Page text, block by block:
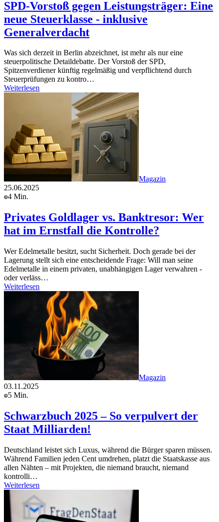
SPD-Vorstoß gegen Leistungsträger: Eine
neue Steuerklasse - inklusive
Generalverdacht
Was sich derzeit in Berlin abzeichnet, ist mehr als nur eine
steuerpolitische Detaildebatte. Der Vorstoß der SPD,
Spitzenverdiener künftig regelmäßig und verpflichtend durch
Steuerprüfungen zu kontro…
Weiterlesen
Magazin
25.06.2025
4 Min.
Privates Goldlager vs. Banktresor: Wer
hat im Ernstfall die Kontrolle?
Wer Edelmetalle besitzt, sucht Sicherheit. Doch gerade bei der
Lagerung stellt sich eine entscheidende Frage: Will man seine
Edelmetalle in einem privaten, unabhängigen Lager verwahren -
oder verläss…
Weiterlesen
Magazin
03.11.2025
5 Min.
Schwarzbuch 2025 – So verpulvert der
Staat Milliarden!
Deutschland leistet sich Luxus, während die Bürger sparen müssen.
Während Familien jeden Cent umdrehen, platzt die Staatskasse aus
allen Nähten – mit Projekten, die niemand braucht, niemand
kontrolli…
Weiterlesen